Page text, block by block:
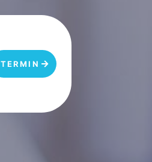
TERMIN